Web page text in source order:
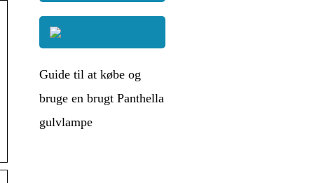
Guide til at købe og
bruge en brugt Panthella
gulvlampe